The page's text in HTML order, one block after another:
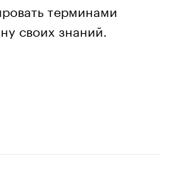
терминами
своих знаний.